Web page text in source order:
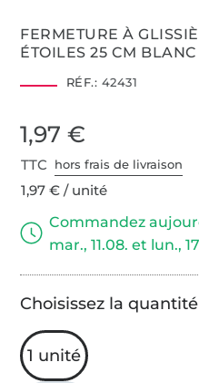
FERMETURE À
ÉTOILES 25 CM BLANC
RÉF.: 42431
1,97 €
TTC hors frais de livraison
1,97 € / unité
Commandez
mar., 11.08. et lun.,
Choisissez la
1 unité